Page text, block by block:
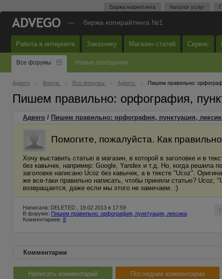
Биржа маркетинга Каталог услуг
— биржа копирайтинга №1
Работа в интернете Заказчику Магазин статей Сервис
Все форумы Новые сообщения
Адвего Форум Все форумы Адвего Пишем правильно:
Пишем правильно: орфография,
Адвего / Пишем правильно: орфография, пунктуация,
Помогите, пожалуйста. Как
Хочу выставить статью в магазин, в которой в заголовке и в
без кавычек, например: Google, Yandex и т.д. Но, когда решила
заголовке написано Ucoz без кавычек, а в тексте "Ucoz".
же все-таки правильно написать, чтобы приняли статью?
возвращается, даже если мы этого не замечаем. :)
Написала: DELETED , 19.02.2013 в 17:59
В форуме: Пишем правильно: орфография, пунктуация, лексика
Комментариев: 8
Комментарии
Написать комментарий Последние комментарии